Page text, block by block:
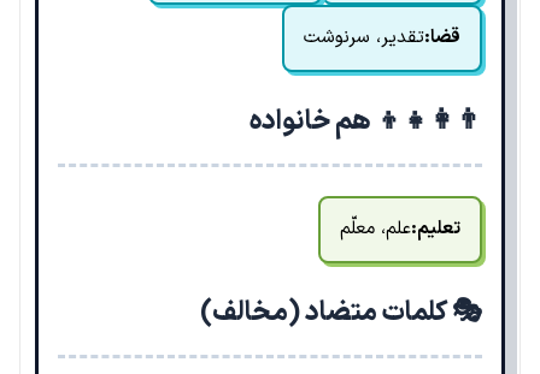
قضا:تقدیر، سرنوشت
👨‍👩‍👧‍👦 هم خانواده
تعلیم:علم، معلّم
🎭 کلمات متضاد (مخالف)